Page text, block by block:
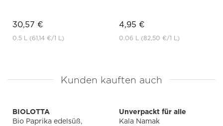
30,57 €
0.5 L (61,14 €/1 L)
4,95 €
0.06 L (82,50 €/1 L)
Kunden kauften auch
BIOLOTTA
Bio Paprika edelsüß,
Unverpackt für alle
Kala Namak